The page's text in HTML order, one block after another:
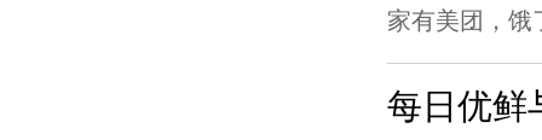
家有美团，饿
每日优鲜